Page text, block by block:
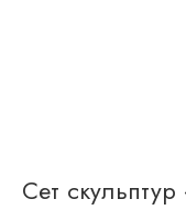
стулья
Сет